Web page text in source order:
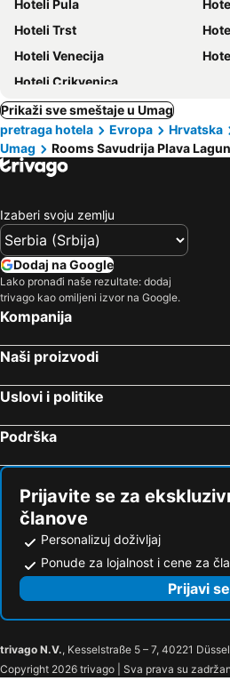
Hoteli Pula
Hoteli Trst
Hoteli Venecija
Hoteli Crikvenica
Prikaži sve smeštaje u Umag
pretraga hotela
Evropa Hrvatska
Umag
Rooms Savudrija Plava
Izaberi svoju zemlju
Dodaj na Google
Lako pronađi naše rezultate: dodaj
trivago kao omiljeni izvor na Google.
Kompanija
Naši proizvodi
Uslovi i politike
Podrška
Prijavite se za
članove
Personalizuj doživljaj
Ponude za lojalnost i cene za
Prijavi se
trivago N.V., Kesselstraße 5 – 7, 40221
Copyright 2026 trivago | Sva prava su